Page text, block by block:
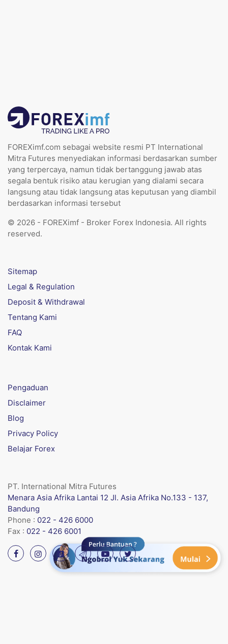
FOREXimf.com sebagai website resmi PT International
Mitra Futures menyediakan informasi berdasarkan sumber
yang terpercaya, namun tidak bertanggung jawab atas
segala bentuk risiko atau kerugian yang dialami secara
langsung atau tidak langsung atas keputusan yang diambil
berdasarkan informasi tersebut
© 2026 - FOREXimf - Broker Forex Indonesia. All rights
reserved.
Sitemap
Legal & Regulation
Deposit & Withdrawal
Tentang Kami
FAQ
Kontak Kami
Pengaduan
Disclaimer
Blog
Privacy Policy
Belajar Forex
PT. International Mitra Futures
Menara Asia Afrika Lantai 12 Jl. Asia Afrika No.133 - 137,
Bandung
Phone : 022 - 426 6000
Fax : 022 - 426 6001